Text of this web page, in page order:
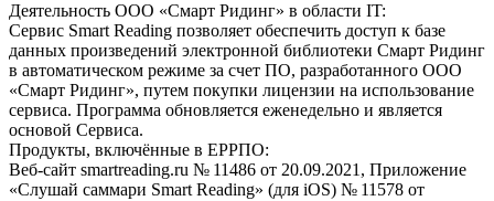
Деятельность ООО «Смарт Ридинг» в области IT:
Сервис Smart Reading позволяет обеспечить доступ к базе
данных произведений электронной библиотеки Смарт Ридинг
в автоматическом режиме за счет ПО, разработанного ООО
«Смарт Ридинг», путем покупки лицензии на использование
сервиса. Программа обновляется еженедельно и является
основой Сервиса.
Продукты, включённые в ЕРРПО:
Веб-сайт smartreading.ru № 11486 от 20.09.2021, Приложение
«Слушай саммари Smart Reading» (для iOS) № 11578 от